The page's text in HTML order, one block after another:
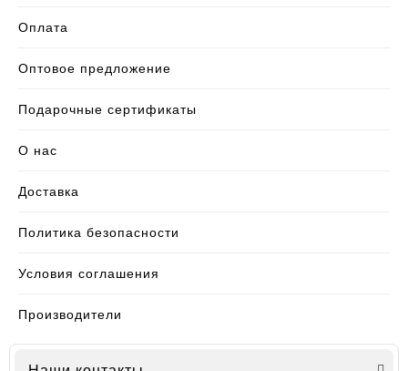
Оплата
Оптовое предложение
Подарочные сертификаты
О нас
Доставка
Политика безопасности
Условия соглашения
Производители